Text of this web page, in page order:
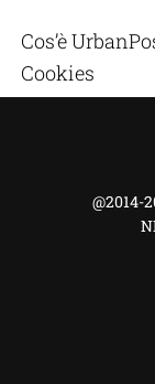
Cos’è
Cookies
@2014-